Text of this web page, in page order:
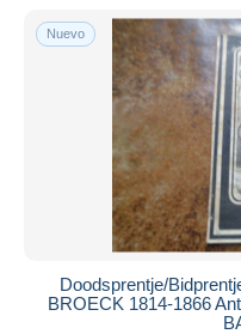
Nuevo
Doodsprentje/
BROECK 1814-1866